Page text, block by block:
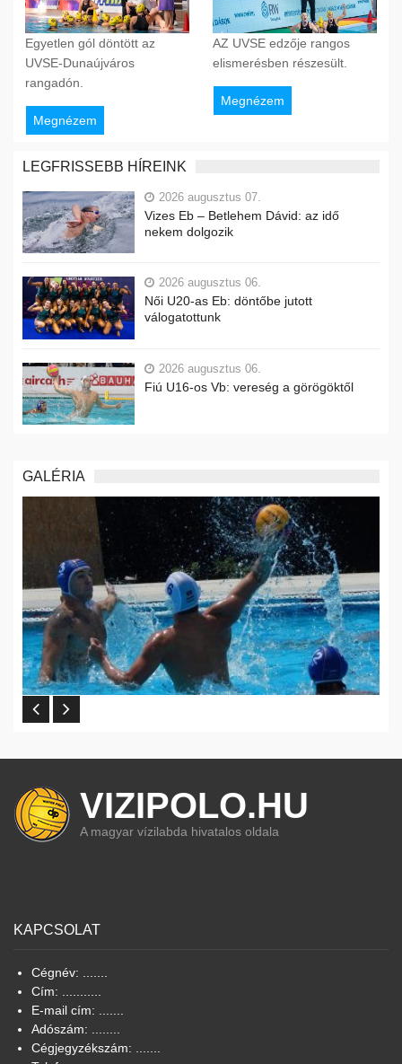
Egyetlen gól döntött az
UVSE-Dunaújváros
rangadón.
Megnézem
AZ UVSE edzője rangos
elismerésben részesült.
Megnézem
LEGFRISSEBB HÍREINK
2026 augusztus 07.
Vizes Eb – Betlehem Dávid: az idő
nekem dolgozik
2026 augusztus 06.
Női U20-as Eb: döntőbe jutott
válogatottunk
2026 augusztus 06.
Fiú U16-os Vb: vereség a görögöktől
GALÉRIA
VIZIPOLO.HU
A magyar vízilabda hivatalos oldala
KAPCSOLAT
Cégnév: .......
Cím: ...........
E-mail cím: .......
Adószám: ........
Cégjegyzékszám: .......